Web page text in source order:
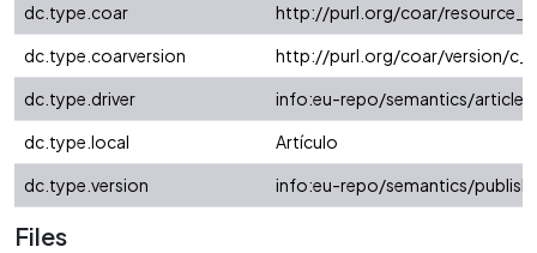
dc.type.coar
http://purl.org/coar/
dc.type.coarversion
http://purl.org/coar/version/
dc.type.driver
info:eu-repo/semantics/article
dc.type.local
Artículo
dc.type.version
info:eu-repo/semantics/
Files